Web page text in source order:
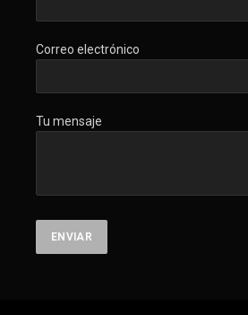
Correo electrónico
Tu mensaje